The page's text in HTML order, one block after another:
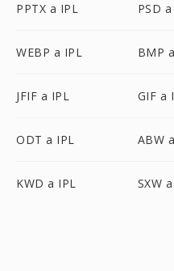
PPTX a IPL PSD
WEBP a IPL BMP
JFIF a IPL GIF a
ODT a IPL ABW
KWD a IPL SXW